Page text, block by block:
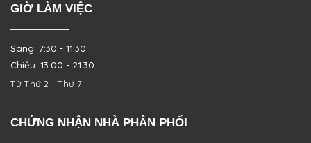
GIỜ LÀM VIỆC
Sáng: 7:30 - 11:30
Chiều: 13:00 - 21:30
Từ Thứ 2 - Thứ 7
CHỨNG NHẬN NHÀ PHÂN PHỐI